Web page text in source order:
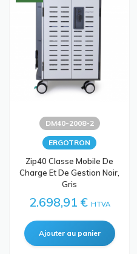
DM40-2008-2
ERGOTRON
Zip40 Classe Mobile De
Charge Et De Gestion Noir,
Gris
2.698,91 € HTVA